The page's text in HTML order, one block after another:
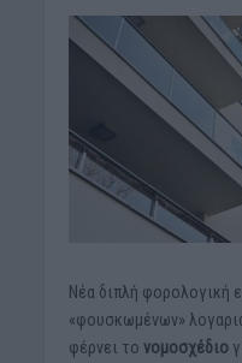
Νέα διπλή φορολογική
«φουσκωμένων»
φέρνει το νομοσχέδιο